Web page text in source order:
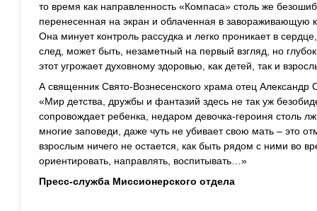
то время как направленность «Компаса» столь же
перенесенная на экран и облаченная в завораживающую
Она минует контроль рассудка и легко проникает в
след, может быть, незаметный на первый взгляд, но
этот угрожает духовному здоровью, как детей, так и
А священник Свято-Вознесенского храма отец Александр
«Мир детства, дружбы и фантазий здесь не так уж
сопровождает ребенка, недаром девочка-героиня столь
многие заповеди, даже чуть не убивает свою мать – это
взрослым ничего не остается, как быть рядом с ними во
ориентировать, направлять, воспитывать…»
Пресс-служба Миссионерского отдела